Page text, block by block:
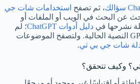
، ثم تصفح استخدامات شات جي
عن البحث في الويب أو الملفات أو
نشرحها في دليل أدوات ChatGPT
؛ لم
نختبرها في واجهة GPT Gate النصية الحالية. ولتصفح الموضوعات
شات جي بي تي.
وكيف تتحقق؟